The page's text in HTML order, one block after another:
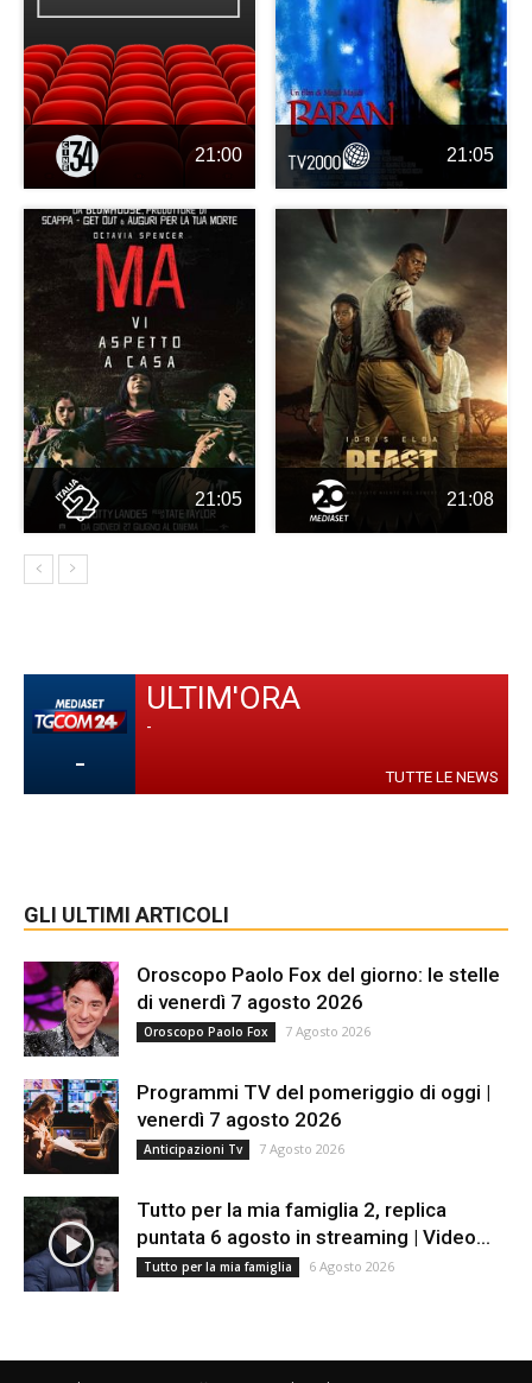
21:00 21:05
21:05 21:08
-
ULTIM'ORA
-
TUTTE LE NEWS
GLI ULTIMI ARTICOLI
Oroscopo Paolo Fox del giorno: le stelle
di venerdì 7 agosto 2026
Oroscopo Paolo Fox 7 Agosto 2026
Programmi TV del pomeriggio di oggi |
venerdì 7 agosto 2026
Anticipazioni Tv 7 Agosto 2026
Tutto per la mia famiglia 2, replica
puntata 6 agosto in streaming | Video...
Tutto per la mia famiglia 6 Agosto 2026